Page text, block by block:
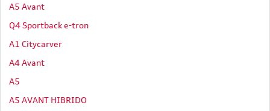
A5 Avant
Q4 Sportback e-tron
A1 Citycarver
A4 Avant
A5
A5 AVANT HIBRIDO